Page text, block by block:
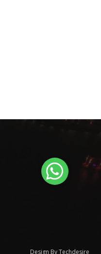
Design By Techdesire